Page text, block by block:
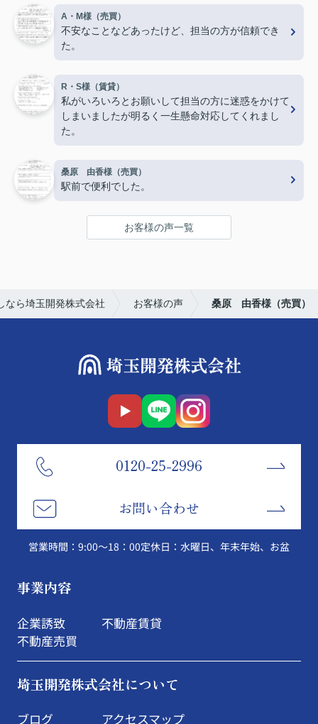
A・M様（売買）
不安なことなどあったけど、担当の方が信頼でき
た。
R・S様（賃貸）
私がいろいろとお願いして担当の方に迷惑をかけて
しまいましたが明るく一生懸命対応してくれまし
た。
桑原 由香様（売買）
駅前で便利でした。
お客様の声一覧
なら埼玉開発株式会社 お客様の声 桑原 由香様（売買）
0120-25-2996
お問い合わせ
営業時間：9:00～18：00定休日：水曜日、年末年始、お盆
事業内容
企業誘致
不動産売買
不動産賃貸
埼玉開発株式会社について
ブログ アクセスマップ